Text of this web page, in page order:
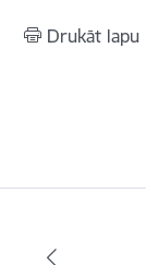
Drukāt lapu